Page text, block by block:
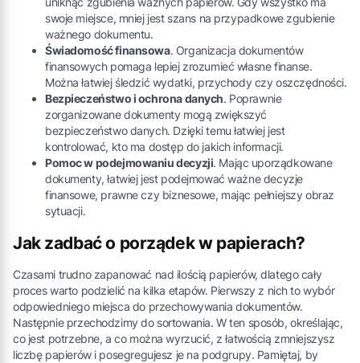
swoje miejsce, mniej jest szans na przypadkowe zgubienie
ważnego dokumentu.
Świadomość finansowa. Organizacja dokumentów
finansowych pomaga lepiej zrozumieć własne finanse.
Można łatwiej śledzić wydatki, przychody czy oszczędności.
Bezpieczeństwo i ochrona danych. Poprawnie
zorganizowane dokumenty mogą zwiększyć
bezpieczeństwo danych. Dzięki temu łatwiej jest
kontrolować, kto ma dostęp do jakich informacji.
Pomoc w podejmowaniu decyzji. Mając uporządkowane
dokumenty, łatwiej jest podejmować ważne decyzje
finansowe, prawne czy biznesowe, mając pełniejszy obraz
sytuacji.
Jak zadbać o porządek w papierach?
Czasami trudno zapanować nad ilością papierów, dlatego cały
proces warto podzielić na kilka etapów. Pierwszy z nich to wybór
odpowiedniego miejsca do przechowywania dokumentów.
Następnie przechodzimy do sortowania. W ten sposób, określając,
co jest potrzebne, a co można wyrzucić, z łatwością zmniejszysz
liczbę papierów i posegregujesz je na podgrupy. Pamiętaj, by